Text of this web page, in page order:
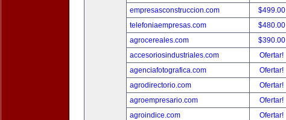
empresasconstruccion.com
$499.00
telefoniaempresas.com
$480.00
agrocereales.com
$390.00
accesoriosindustriales.com
Ofertar!
agenciafotografica.com
Ofertar!
agrodirectorio.com
Ofertar!
agroempresario.com
Ofertar!
agroindice.com
Ofertar!